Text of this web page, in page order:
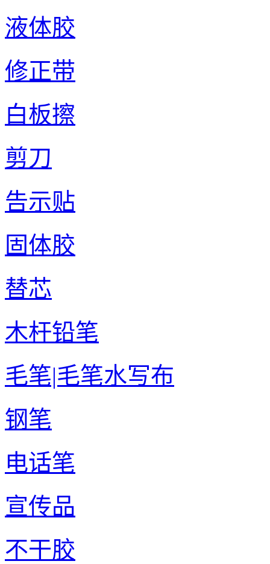
液体胶
修正带
白板擦
剪刀
告示贴
固体胶
替芯
木杆铅笔
毛笔|毛笔水写布
钢笔
电话笔
宣传品
不干胶